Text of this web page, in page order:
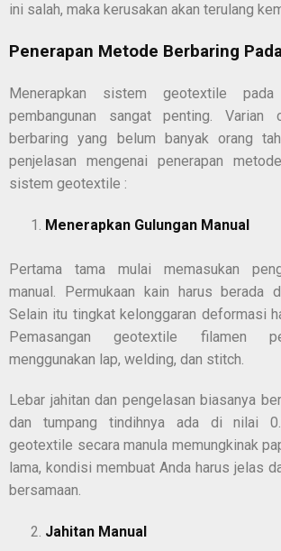
ini salah, maka kerusakan akan terulang
Penerapan Metode Berbaring
Menerapkan sistem geotextile
pembangunan sangat penting. Varian
berbaring yang belum banyak orang
penjelasan mengenai penerapan
sistem geotextile :
Menerapkan Gulungan Manual
Pertama tama mulai memasukan
manual. Permukaan kain harus berada
Selain itu tingkat kelonggaran deformasi
Pemasangan geotextile filamen
menggunakan lap, welding, dan stitch.
Lebar jahitan dan pengelasan biasanya
dan tumpang tindihnya ada di nilai
geotextile secara manula memungkinak
lama, kondisi membuat Anda harus jelas
bersamaan.
Jahitan Manual